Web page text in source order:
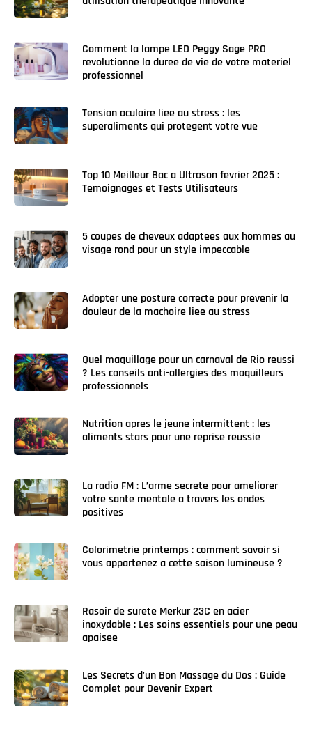
Comment la lampe LED Peggy Sage PRO
revolutionne la duree de vie de votre materiel
professionnel
Tension oculaire liee au stress : les
superaliments qui protegent votre vue
Top 10 Meilleur Bac a Ultrason fevrier 2025 :
Temoignages et Tests Utilisateurs
5 coupes de cheveux adaptees aux hommes au
visage rond pour un style impeccable
Adopter une posture correcte pour prevenir la
douleur de la machoire liee au stress
Quel maquillage pour un carnaval de Rio reussi
? Les conseils anti-allergies des maquilleurs
professionnels
Nutrition apres le jeune intermittent : les
aliments stars pour une reprise reussie
La radio FM : L’arme secrete pour ameliorer
votre sante mentale a travers les ondes
positives
Colorimetrie printemps : comment savoir si
vous appartenez a cette saison lumineuse ?
Rasoir de surete Merkur 23C en acier
inoxydable : Les soins essentiels pour une peau
apaisee
Les Secrets d’un Bon Massage du Dos : Guide
Complet pour Devenir Expert